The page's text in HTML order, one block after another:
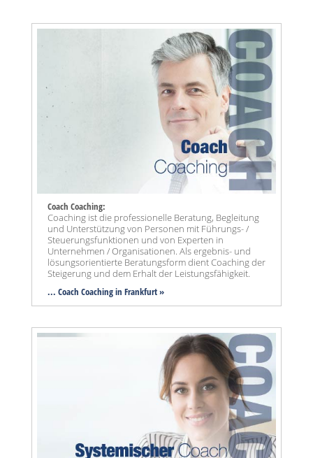
Coach Coaching:
Coaching ist die professionelle Beratung, Begleitung
und Unterstützung von Personen mit Führungs- /
Steuerungsfunktionen und von Experten in
Unternehmen / Organisationen. Als ergebnis- und
lösungsorientierte Beratungsform dient Coaching der
Steigerung und dem Erhalt der Leistungsfähigkeit.
... Coach Coaching in Frankfurt »